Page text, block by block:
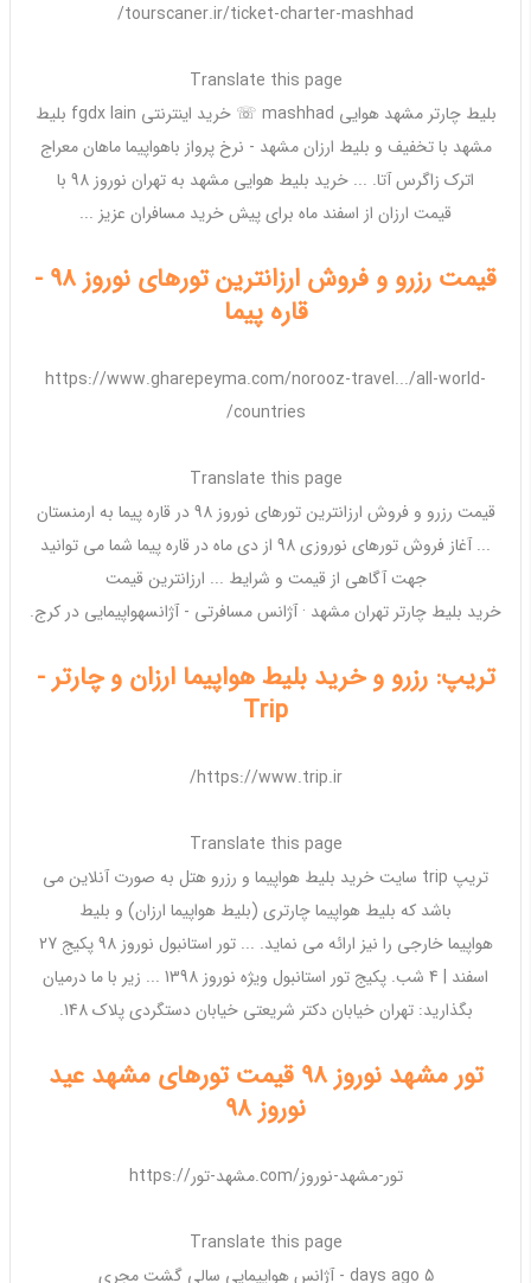
tourscaner.ir/ticket-charter-mashhad/
Translate this page
بلیط چارترمشهد هوایی mashhad ☏ خرید اینترنتی fgdx lain
بلیط
مشهد با تخفیف و بلیط ارزان مشهد - نرخ پرواز باهواپیماماهان معراج
اترک زاگرس آتا. ... خرید بلیط هوایی مشهد به تهران نوروز 98
با
قیمت ارزان از اسفند ماه برای پیش خرید مسافران عزیز ...
قیمت رزرو و فروش ارزانترین تورهای نوروز 98 -
قاره پیما
https://www.gharepeyma.com/norooz-travel.../all-world-
countries/
Translate this page
قیمت رزرو وفروش ارزانترینتورهای نوروز 98
در قاره پیما به ارمنستان
... آغاز فروشتورهای نوروزی 98
از دی ماه در قاره پیما شما می توانید
جهت آگاهی از قیمت و شرایط ... ارزانترینقیمت
خرید بلیط چارتر تهران مشهد · آژانس مسافرتی - آژانسهواپیمایی در کرج.
تریپ: رزرو و خرید بلیط هواپیما ارزان و چارتر -
Trip
https://www.trip.ir/
Translate this page
تریپ trip سایت خرید
بلیط هواپیما و رزرو هتل به صورت آنلاین می
باشد که بلیط هواپیماچارتری (بلیط هواپیما ارزان) و بلیط
هواپیماخارجی را نیز ارائه می نماید. ... تور استانبول نوروز 98
پکیج 27
اسفند | 4 شب. پکیج تور استانبول ویژه
نوروز
1398 ... زیر با ما درمیان
بگذارید:تهرانخیابان دکتر شریعتی خیابان دستگردی پلاک 148.
تور مشهد نوروز 98 قیمت تورهای مشهد عید
نوروز 98
https://مشهد-تور.com/تور-مشهد-نوروز
Translate this page
5 days ago -
آژانسهواپیمایی سالی گشت مجری